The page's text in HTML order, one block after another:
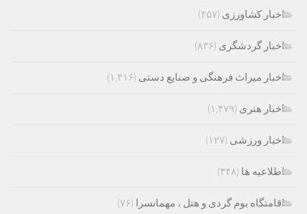
اخبار کشاورزی (۴۵۷)
اخبار گردشگری (۸۳۶)
اخبار میراث فرهنگی و صنایع دستی (۱,۴۱۶)
اخبار هنری (۱,۴۷۹)
اخبار ورزشی (۱۲۷)
اطلاعیه ها (۳۴۸)
اقامتگاه بوم گردی و هتل ، مهمانسرا (۷۶)